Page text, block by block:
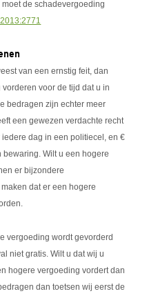
de schadevergoeding
van een ernstig feit, dan
voor de tijd dat u in
bedragen zijn echter meer
een gewezen verdachte recht
dag in een politiecel, en €
Wilt u een hogere
er bijzondere
dat er een hogere
vergoeding wordt gevorderd
niet gratis. Wilt u dat wij u
hogere vergoeding vordert dan
dan toetsen wij eerst de